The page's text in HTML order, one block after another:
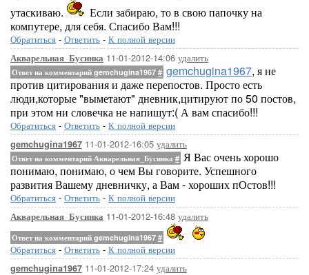
утаскиваю.
Если забираю, то в свою папочку на
компутере, для себя. Спасибо Вам!!!
Обратиться - Ответить - К полной версии
Акварельная_Бусинка 11-01-2012-14:06 удалить
Ответ на комментарий gemchugina1967 # gemchugina1967, я не
против цитирования и даже перепостов. Просто есть
люди,которые "выметают" дневник,цитируют по 50 постов,
при этом ни словечка не напишут:( А вам спасибо!!!
Обратиться - Ответить - К полной версии
gemchugina1967 11-01-2012-16:05 удалить
Ответ на комментарий Акварельная_Бусинка # Я Вас очень хорошо
понимаю, понимаю, о чем Вы говорите. Успешного
развития Вашему дневничку, а Вам - хороших пОстов!!!
Обратиться - Ответить - К полной версии
Акварельная_Бусинка 11-01-2012-16:48 удалить
Ответ на комментарий gemchugina1967 #
Обратиться - Ответить - К полной версии
gemchugina1967 11-01-2012-17:24 удалить